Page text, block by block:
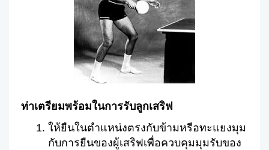
ท่าเตรียมพร้อมในการรับลูกเสริฟ
ให้ยืนในตำแหน่งตรงกับข้ามหรือทะแยงมุม
กับการยืนของผู้เสริฟเพื่อควบคุมมุมรับของ